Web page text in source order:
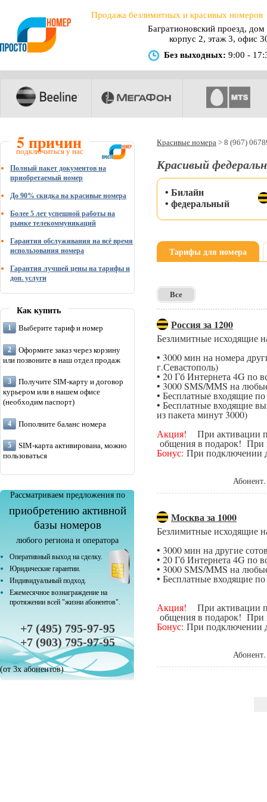
Продажа безлимитных и красивых номеров
Багратионовский проезд, дом
корпус 2, этаж 3, офис
Без выходных: 9:00 -
5 причин
подключиться у нас
Полный пакет документов на
приобретаемый номер
До 90% скидка на красивые номера
Более 5 лет успешной работы на
рынке телекоммуникаций
Гарантия обслуживания на всё время
использования номера
Гарантия лучшей цены на тарифы и
доп. услуги
Как купить
Выберите тариф и номер
Оформите заказ через корзину
или позвоните в наш отдел продаж
Получите SIM-карту и договор
курьером или в нашем офисе
(необходим паспорт)
Пополните баланс номера
SIM-карта активирована, можно
пользоваться
Рассматриваем предложения по
приобретению активной
базы номеров
любого региона и оператора
Оперативный выход на сделку.
Юридические гарантии.
Индивидуальный подход.
Ежемесячное вознаграждение на
протяжении всей "жизни абонентов".
+7 (495) 795-97-95
+7 (903) 795-97-95
(от 3х абонентов)
Красивые номера > 8 (967)
Красивый
• Билайн
• федеральный
Тарифы для номера
Все
Россия за 1200
Безлимитные исходящие
• 3000 мин на номера
г.Севастополь)
• 20 Гб Интернета 4G по
• 3000 SMS/MMS на
• Бесплатные входящие
• Бесплатные входящие
из пакета минут 3000)
Акция! При активации
общения в подарок! При
Бонус: При подключении
Москва за 1000
Безлимитные исходящие
• 3000 мин на другие
• 20 Гб Интернета 4G по
• 3000 SMS/MMS на
• Бесплатные входящие
Акция! При активации
общения в подарок! При
Бонус: При подключении